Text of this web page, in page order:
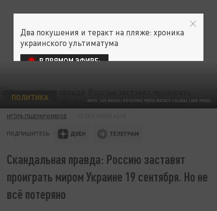
ФОТО: LEV RADIN / KEYSTONE PRESS AGENCY / GLOBAL LOOK PRESS
ПОЛИТИКА
ИГОРЬ ПШЕНИЧНИКОВ
ПОДПИШИТЕСЬ:
Скандальная правда: Россию заставят
проиграть миром Украине 19 сентября. Но не
всё потеряно
Два покушения и теракт на пляже: хроника
украинского ультиматума
В ПРЯМОМ ЭФИРЕ: